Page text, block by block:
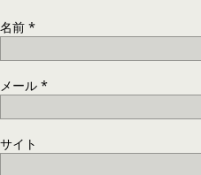
名前 *
メール *
サイト